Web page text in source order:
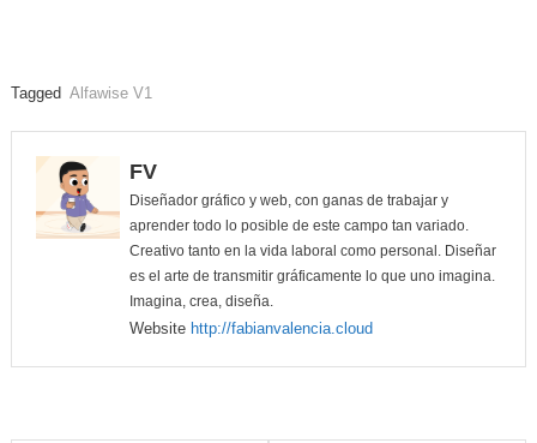
Tagged Alfawise V1
FV
Diseñador gráfico y web, con ganas de trabajar y
aprender todo lo posible de este campo tan variado.
Creativo tanto en la vida laboral como personal. Diseñar
es el arte de transmitir gráficamente lo que uno imagina.
Imagina, crea, diseña.
Website http://fabianvalencia.cloud